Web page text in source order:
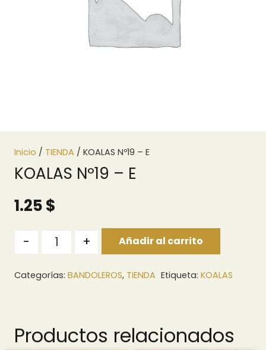
Inicio / TIENDA / KOALAS Nº19 – E
KOALAS Nº19 – E
1.25$
- + Añadir al carrito
Categorías: BANDOLEROS, TIENDA Etiqueta: KOALAS
Productos relacionados